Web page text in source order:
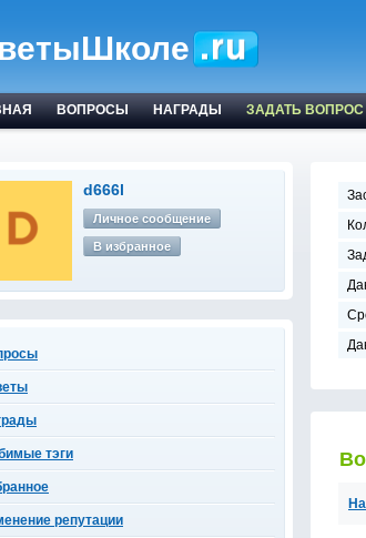
ВОПРОСЫ НАГРАДЫ ЗАДАТЬ ВОПРОС
d666l
Личное сообщение
В избранное
тэги
репутации